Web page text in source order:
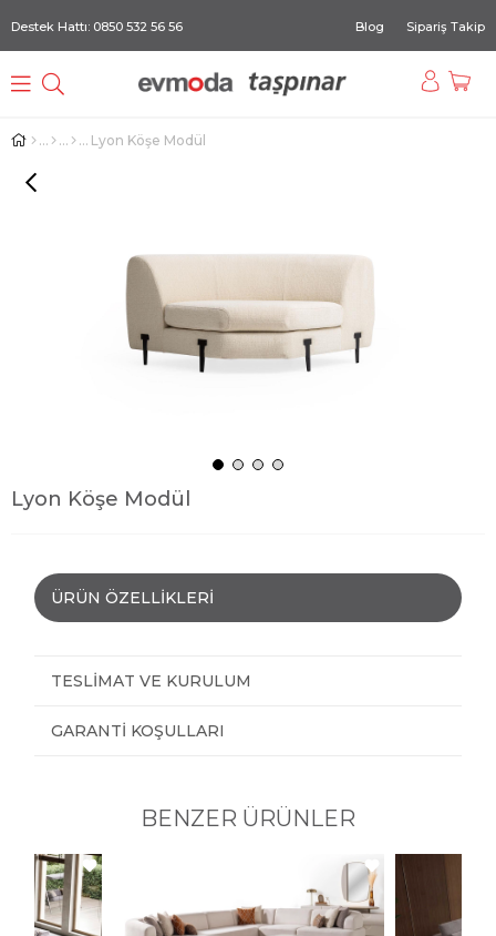
Destek Hattı: 0850 532 56 56 Blog Sipariş Takip
Lyon Köşe Modül
Lyon Köşe Modül
ÜRÜN ÖZELLIKLERI
TESLIMAT VE KURULUM
GARANTI KOŞULLARI
BENZER ÜRÜNLER